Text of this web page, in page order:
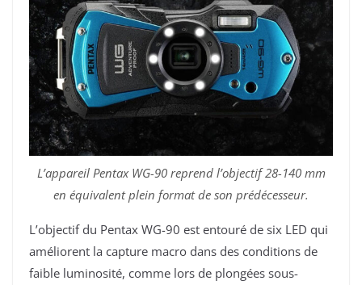
L’appareil Pentax WG-90 reprend l’objectif 28-140 mm
en équivalent plein format de son prédécesseur.
L’objectif du Pentax WG-90 est entouré de six LED qui
améliorent la capture macro dans des conditions de
faible luminosité, comme lors de plongées sous-